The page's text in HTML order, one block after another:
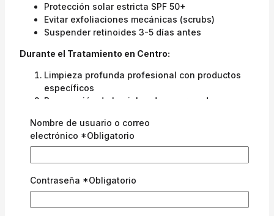
Protección solar estricta SPF 50+
Evitar exfoliaciones mecánicas (scrubs)
Suspender retinoides 3-5 días antes
Durante el Tratamiento en Centro:
Limpieza profunda profesional con productos
específicos
Preparación de la piel — desengrasado con
Aplicación controlada con pincel o algodón
estéril
según tolerancia
Neutralización inmediata con solución
específica
Nombre de usuario o correo
electrónico *Obligatorio
Contraseña *Obligatorio